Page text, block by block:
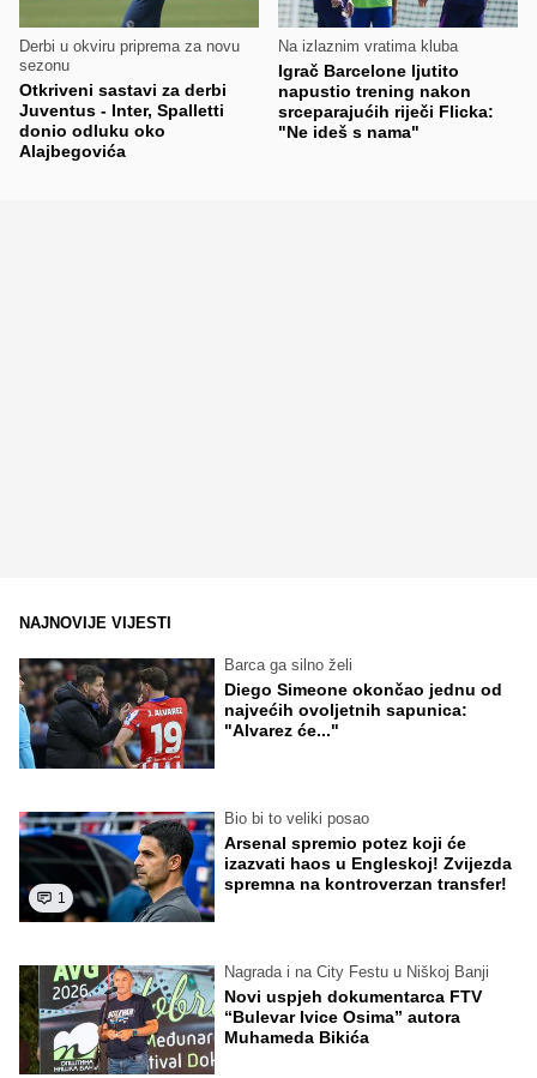
Derbi u okviru priprema za novu
sezonu
Otkriveni sastavi za derbi
Juventus - Inter, Spalletti
donio odluku oko
Alajbegovića
Na izlaznim vratima kluba
Igrač Barcelone ljutito
napustio trening nakon
srceparajućih riječi Flicka:
"Ne ideš s nama"
NAJNOVIJE VIJESTI
Barca ga silno želi
Diego Simeone okončao jednu od
najvećih ovoljetnih sapunica:
"Alvarez će..."
1
Bio bi to veliki posao
Arsenal spremio potez koji će
izazvati haos u Engleskoj! Zvijezda
spremna na kontroverzan transfer!
Nagrada i na City Festu u Niškoj Banji
Novi uspjeh dokumentarca FTV
“Bulevar Ivice Osima” autora
Muhameda Bikića